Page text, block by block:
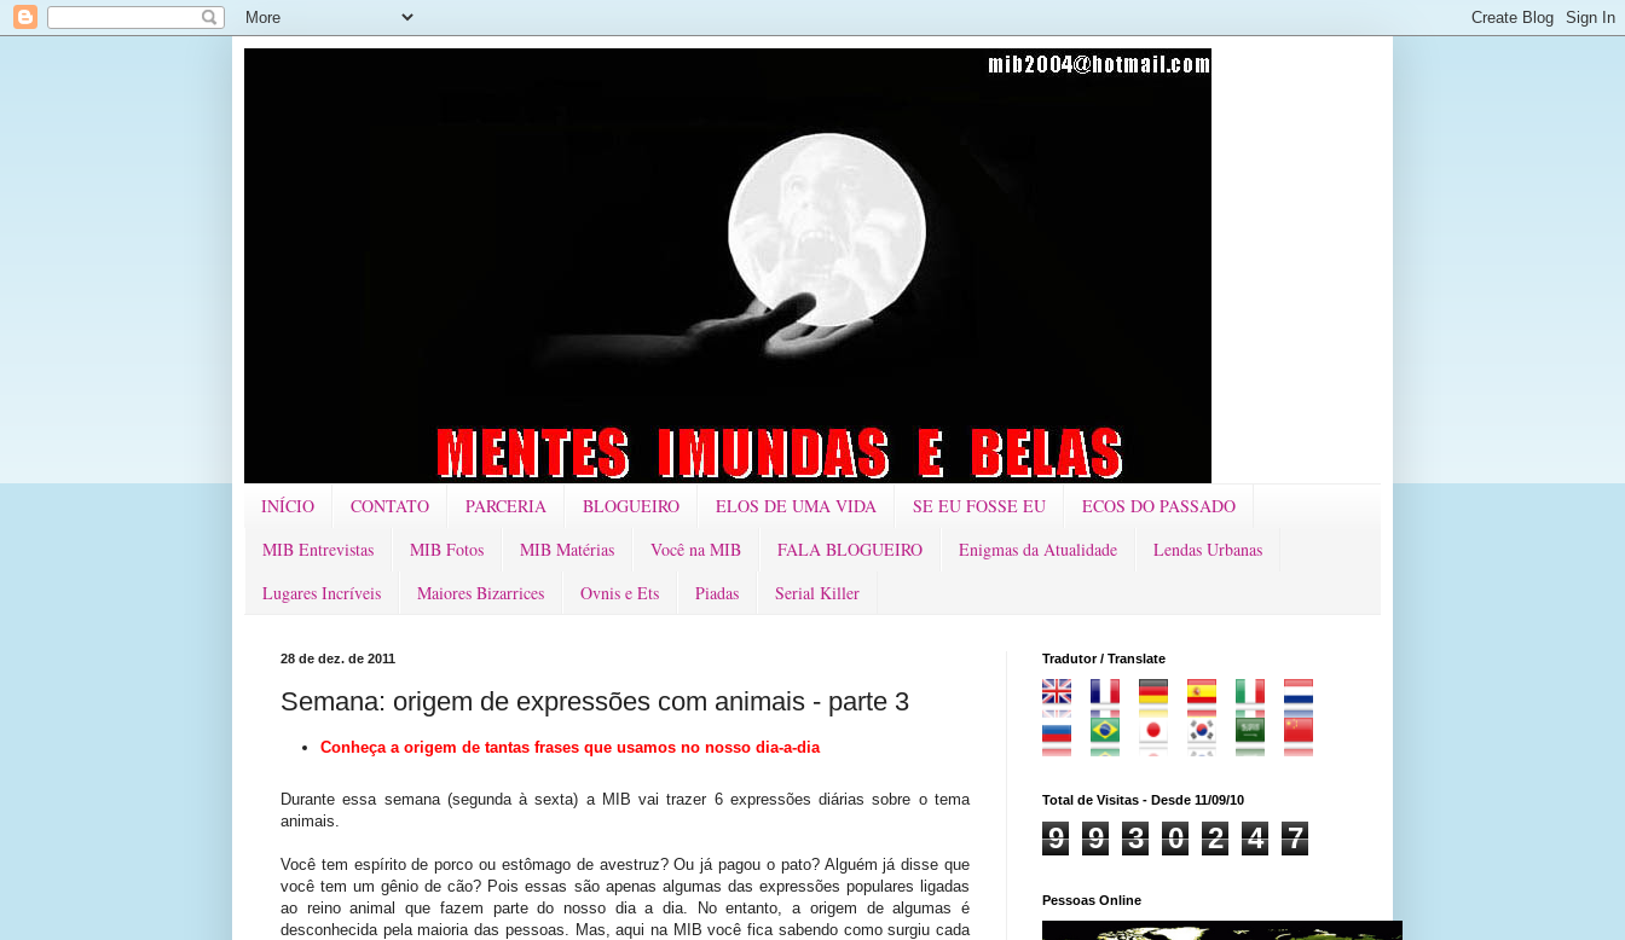
INÍCIO CONTATO PARCERIA BLOGUEIRO ELOS DE UMA VIDA SE EU FOSSE EU
ECOS DO PASSADO
MIB Entrevistas
MIB Fotos MIB Matérias Você na MIB FALA BLOGUEIRO Enigmas da Atualidade
Lendas Urbanas
Lugares Incríveis
Maiores Bizarrices Ovnis e Ets Piadas Serial Killer
28 de dez. de 2011
Semana: origem de expressões com animais - parte 3
Conheça a origem de tantas frases que usamos no nosso dia-a-dia
Durante essa semana (segunda à sexta) a MIB vai trazer 6 expressões diárias sobre o tema
animais.
Você tem espírito de porco ou estômago de avestruz? Ou já pagou o pato? Alguém já disse que
você tem um gênio de cão? Pois essas são apenas algumas das expressões populares ligadas
ao reino animal que fazem parte do nosso dia a dia. No entanto, a origem de algumas é
desconhecida pela maioria das pessoas. Mas, aqui na MIB você fica sabendo como surgiu cada
Tradutor / Translate
Total de Visitas - Desde 11/09/10
9 9 3 0 2 4 7
Pessoas Online